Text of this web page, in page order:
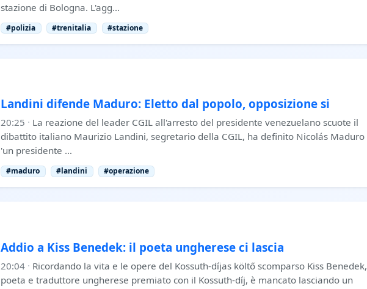
stazione di Bologna. L'agg…
#polizia #trenitalia #stazione
Landini difende Maduro: Eletto dal popolo, opposizione si
20:25 · La reazione del leader CGIL all'arresto del presidente venezuelano scuote il
dibattito italiano Maurizio Landini, segretario della CGIL, ha definito Nicolás Maduro
'un presidente …
#maduro #landini #operazione
Addio a Kiss Benedek: il poeta ungherese ci lascia
20:04 · Ricordando la vita e le opere del Kossuth-díjas költő scomparso Kiss Benedek,
poeta e traduttore ungherese premiato con il Kossuth-díj, è mancato lasciando un